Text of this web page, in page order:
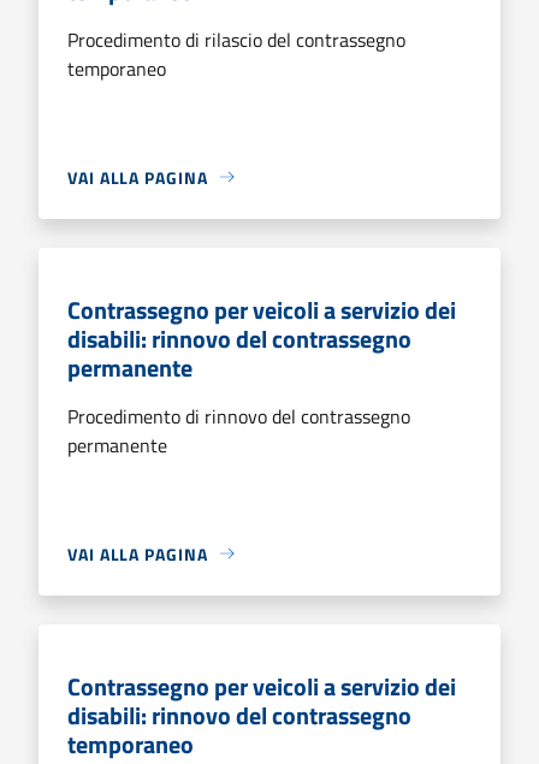
Procedimento di rilascio del contrassegno
temporaneo
VAI ALLA PAGINA
Contrassegno per veicoli a servizio dei
disabili: rinnovo del contrassegno
permanente
Procedimento di rinnovo del contrassegno
permanente
VAI ALLA PAGINA
Contrassegno per veicoli a servizio dei
disabili: rinnovo del contrassegno
temporaneo